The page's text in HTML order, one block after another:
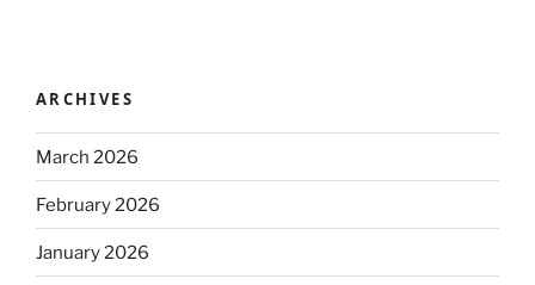
ARCHIVES
March 2026
February 2026
January 2026